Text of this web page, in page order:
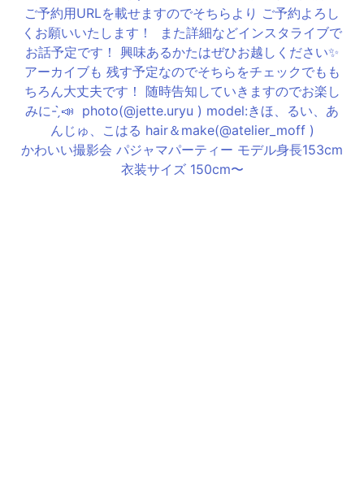
かわいい撮影会 パジャマパーティー モデル身長153cm
衣装サイズ 150cm〜